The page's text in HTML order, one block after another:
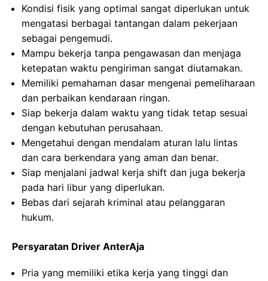
Kondisi fisik yang optimal sangat diperlukan untuk
mengatasi berbagai tantangan dalam pekerjaan
sebagai pengemudi.
Mampu bekerja tanpa pengawasan dan menjaga
ketepatan waktu pengiriman sangat diutamakan.
Memiliki pemahaman dasar mengenai pemeliharaan
dan perbaikan kendaraan ringan.
Siap bekerja dalam waktu yang tidak tetap sesuai
dengan kebutuhan perusahaan.
Mengetahui dengan mendalam aturan lalu lintas
dan cara berkendara yang aman dan benar.
Siap menjalani jadwal kerja shift dan juga bekerja
pada hari libur yang diperlukan.
Bebas dari sejarah kriminal atau pelanggaran
hukum.
Persyaratan Driver AnterAja
Pria yang memiliki etika kerja yang tinggi dan